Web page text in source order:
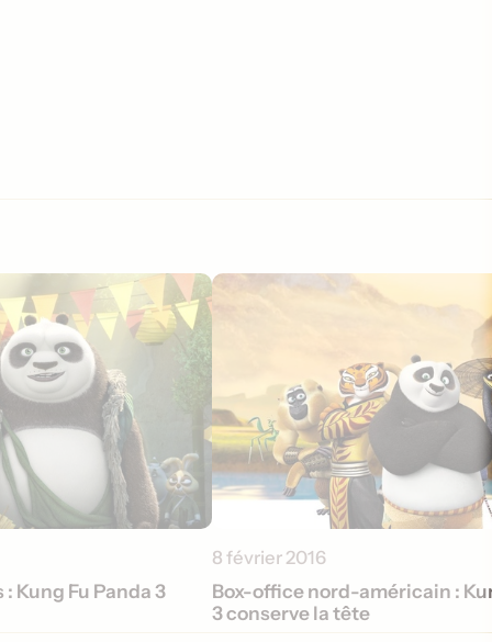
Kung Fu Panda 3
8 février 2016
Box-office nord-américain :
3 conserve la tête